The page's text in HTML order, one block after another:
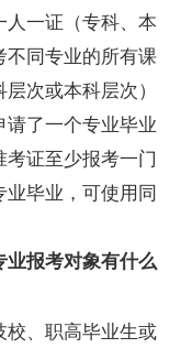
一证（专科、本
同专业的所有课
次或本科层次）
了一个专业毕业
证至少报考一门
毕业，可使用同
报考对象有什么
、职高毕业生或